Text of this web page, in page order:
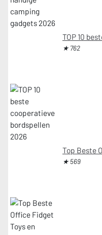
TOP 10
★ 762
Top Beste
★ 569